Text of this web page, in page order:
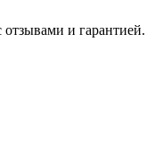
и гарантией.